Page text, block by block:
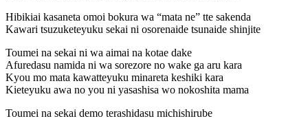
Hibikiai kasaneta omoi bokura wa “mata ne” tte sakenda
Kawari tsuzuketeyuku sekai ni osorenaide tsunaide shinjite
Toumei na sekai ni wa aimai na kotae dake
Afuredasu namida ni wa sorezore no wake ga aru kara
Kyou mo mata kawatteyuku minareta keshiki kara
Kieteyuku awa no you ni yasashisa wo nokoshita mama
Toumei na sekai demo terashidasu michishirube